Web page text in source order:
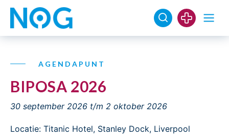
AGENDAPUNT
BIPOSA 2026
30 september 2026 t/m 2 oktober 2026
Locatie: Titanic Hotel, Stanley Dock, Liverpool